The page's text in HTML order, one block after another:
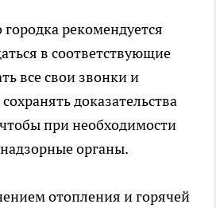
рекомендуется
в соответствующие
все свои звонки и
доказательства
при необходимости
органы.
отопления и горячей